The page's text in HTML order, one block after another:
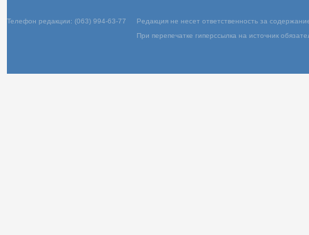
Телефон редакции: (063) 994-63-77
При